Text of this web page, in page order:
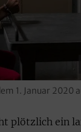
1. Januar 2020
plötzlich ein